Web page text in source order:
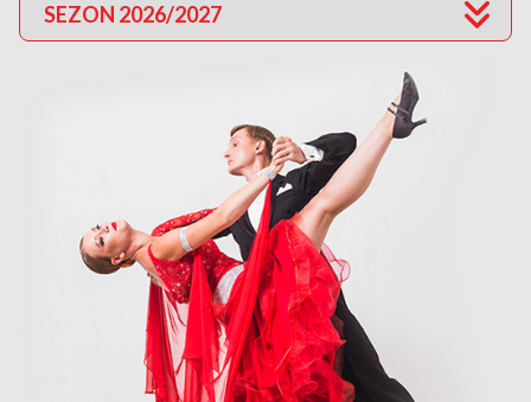
SEZON 2026/2027